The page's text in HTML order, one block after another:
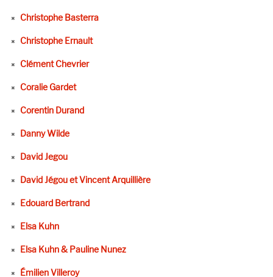
Christophe Basterra
Christophe Ernault
Clément Chevrier
Coralie Gardet
Corentin Durand
Danny Wilde
David Jegou
David Jégou et Vincent Arquillière
Edouard Bertrand
Elsa Kuhn
Elsa Kuhn & Pauline Nunez
Émilien Villeroy